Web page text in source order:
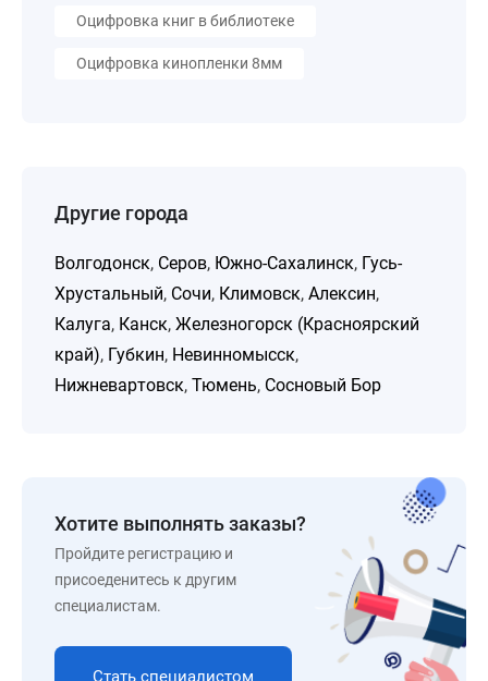
Оцифровка книг в библиотеке
Оцифровка кинопленки 8мм
Другие города
Волгодонск, Серов, Южно-Сахалинск, Гусь-
Хрустальный, Сочи, Климовск, Алексин,
Калуга, Канск, Железногорск (Красноярский
край), Губкин, Невинномысск,
Нижневартовск, Тюмень, Сосновый Бор
Хотите выполнять заказы?
Пройдите регистрацию и
присоеденитесь к другим
специалистам.
Стать специалистом